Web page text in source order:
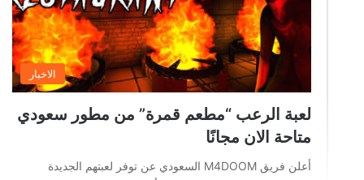
الاخبار
لعبة الرعب “مطعم قمرة” من مطور سعودي
متاحة الان مجانًا
أعلن فريق M4DOOM السعودي عن توفر لعبتهم الجديدة